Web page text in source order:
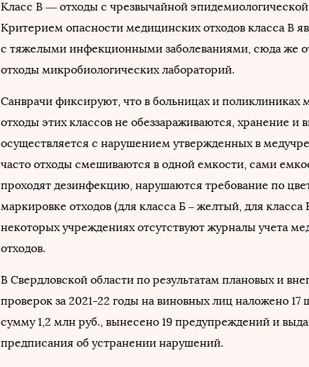
Класс В — отходы с чрезвычайной
Критерием опасности медицинских отходов класса В
с тяжелыми инфекционными заболеваниями, сюда же
отходы микробиологических лабораторий.
Санврачи фиксируют, что в больницах и поликлиниках
отходы этих классов не обеззараживаются, хранение и
осуществляется с нарушением утвержденных в
часто отходы смешиваются в одной емкости, сами
проходят дезинфекцию, нарушаются требование по
маркировке отходов (для класса Б – желтый, для класса
некоторых учреждениях отсутствуют журналы учета
отходов.
В Свердловской области по результатам плановых и
проверок за 2021-22 годы на виновных лиц наложено 17
сумму 1,2 млн руб., вынесено 19 предупреждений и
предписания об устранении нарушений.